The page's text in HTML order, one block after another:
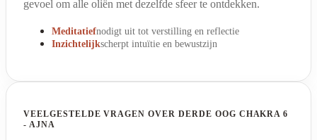
gevoel om alle oliën met dezelfde sfeer te ontdekken.
Meditatiefnodigt uit tot verstilling en reflectie
Inzichtelijkscherpt intuïtie en bewustzijn
VEELGESTELDE VRAGEN OVER DERDE OOG CHAKRA 6
- AJNA